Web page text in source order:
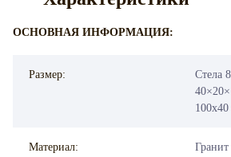
ОСНОВНАЯ ИНФОРМАЦИЯ:
Размер:
Стела
Материал: Гранит